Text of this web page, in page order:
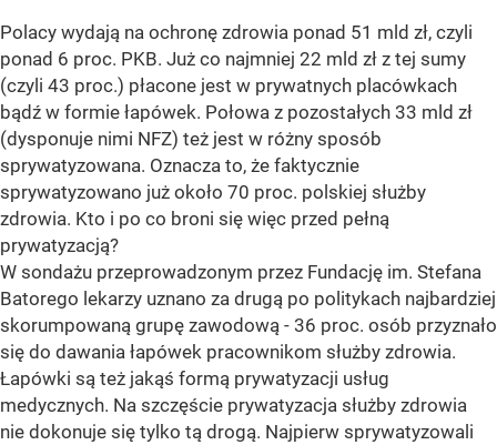
Polacy wydają na ochronę zdrowia ponad 51 mld zł, czyli
ponad 6 proc. PKB. Już co najmniej 22 mld zł z tej sumy
(czyli 43 proc.) płacone jest w prywatnych placówkach
bądź w formie łapówek. Połowa z pozostałych 33 mld zł
(dysponuje nimi NFZ) też jest w różny sposób
sprywatyzowana. Oznacza to, że faktycznie
sprywatyzowano już około 70 proc. polskiej służby
zdrowia. Kto i po co broni się więc przed pełną
prywatyzacją?
W sondażu przeprowadzonym przez Fundację im. Stefana
Batorego lekarzy uznano za drugą po politykach najbardziej
skorumpowaną grupę zawodową - 36 proc. osób przyznało
się do dawania łapówek pracownikom służby zdrowia.
Łapówki są też jakąś formą prywatyzacji usług
medycznych. Na szczęście prywatyzacja służby zdrowia
nie dokonuje się tylko tą drogą. Najpierw sprywatyzowali